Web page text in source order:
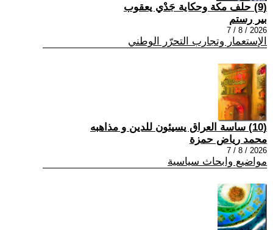
(9) حلف مكة وحكاية جَدْي يعقوب
بير رستم
2026 / 8 / 7
الإستعمار وتجارب التحرّر الوطني
(10) ساسة العراق يسيئون للدين و مذاهبه
محمد رياض حمزة
2026 / 8 / 7
مواضيع وابحاث سياسية